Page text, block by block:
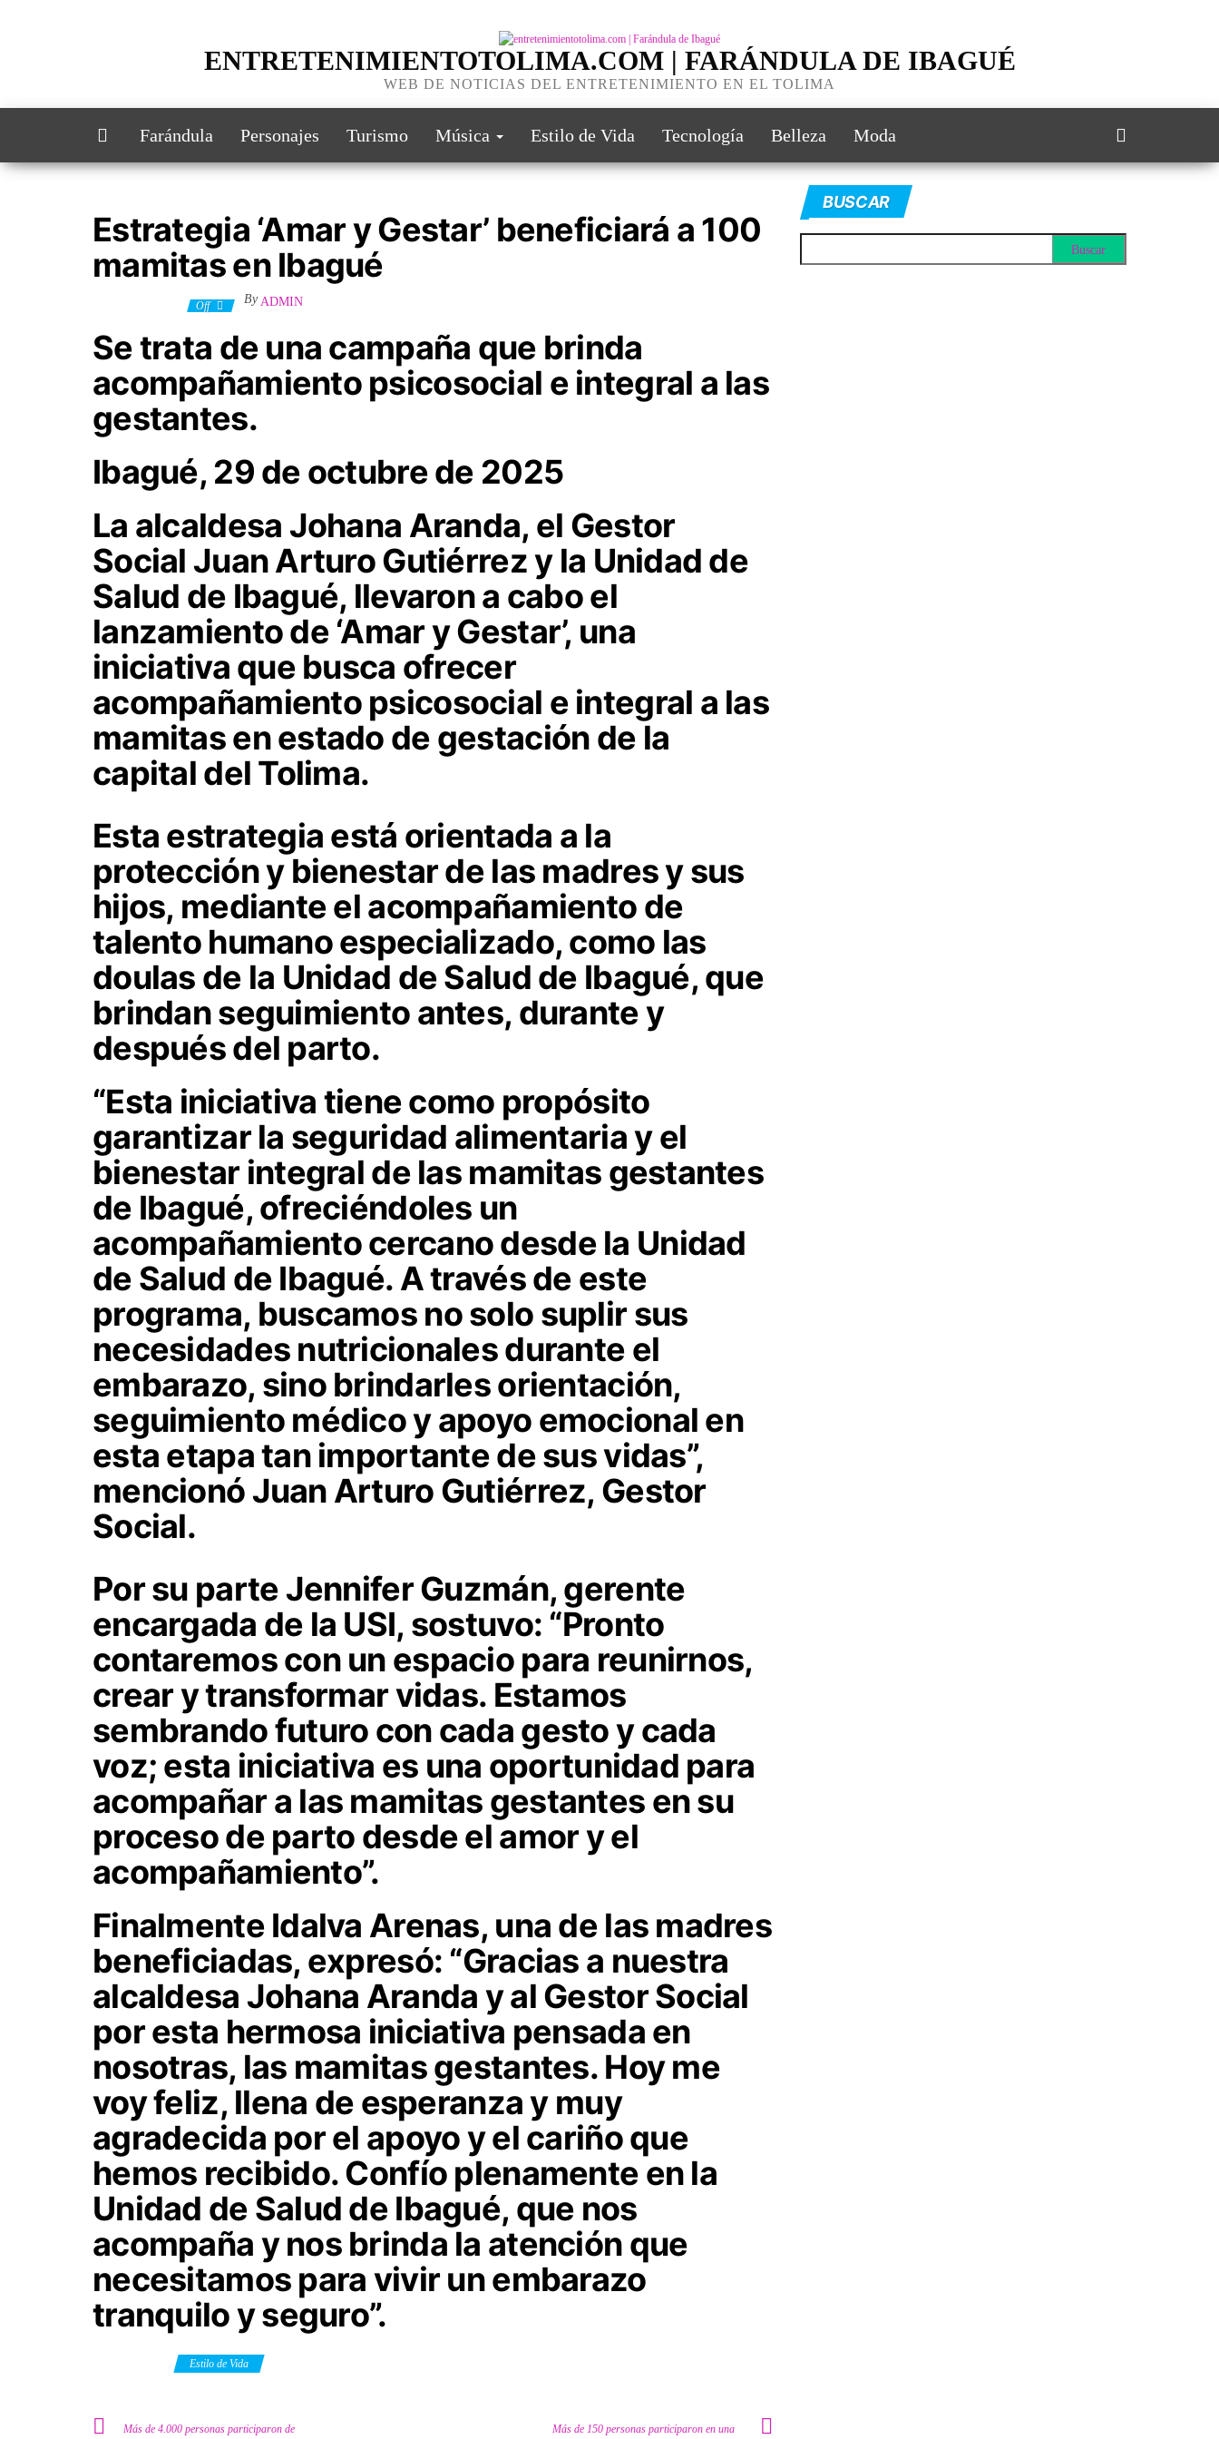
ENTRETENIMIENTOTOLIMA.COM | FARÁNDULA DE IBAGUÉ
WEB DE NOTICIAS DEL ENTRETENIMIENTO EN EL TOLIMA
Farándula Personajes Turismo Música Estilo de Vida Tecnología Belleza Moda
Estrategia ‘Amar y Gestar’ beneficiará a 100
mamitas en Ibagué
Off By ADMIN
Se trata de una campaña que brinda
acompañamiento psicosocial e integral a las
gestantes.
Ibagué, 29 de octubre de 2025
La alcaldesa Johana Aranda, el Gestor
Social Juan Arturo Gutiérrez y la Unidad de
Salud de Ibagué, llevaron a cabo el
lanzamiento de ‘Amar y Gestar’, una
iniciativa que busca ofrecer
acompañamiento psicosocial e integral a las
mamitas en estado de gestación de la
capital del Tolima.
Esta estrategia está orientada a la
protección y bienestar de las madres y sus
hijos, mediante el acompañamiento de
talento humano especializado, como las
doulas de la Unidad de Salud de Ibagué, que
brindan seguimiento antes, durante y
después del parto.
“Esta iniciativa tiene como propósito
garantizar la seguridad alimentaria y el
bienestar integral de las mamitas gestantes
de Ibagué, ofreciéndoles un
acompañamiento cercano desde la Unidad
de Salud de Ibagué. A través de este
programa, buscamos no solo suplir sus
necesidades nutricionales durante el
embarazo, sino brindarles orientación,
seguimiento médico y apoyo emocional en
esta etapa tan importante de sus vidas”,
mencionó Juan Arturo Gutiérrez, Gestor
Social.
Por su parte Jennifer Guzmán, gerente
encargada de la USI, sostuvo: “Pronto
contaremos con un espacio para reunirnos,
crear y transformar vidas. Estamos
sembrando futuro con cada gesto y cada
voz; esta iniciativa es una oportunidad para
acompañar a las mamitas gestantes en su
proceso de parto desde el amor y el
acompañamiento”.
Finalmente Idalva Arenas, una de las madres
beneficiadas, expresó: “Gracias a nuestra
alcaldesa Johana Aranda y al Gestor Social
por esta hermosa iniciativa pensada en
nosotras, las mamitas gestantes. Hoy me
voy feliz, llena de esperanza y muy
agradecida por el apoyo y el cariño que
hemos recibido. Confío plenamente en la
Unidad de Salud de Ibagué, que nos
acompaña y nos brinda la atención que
necesitamos para vivir un embarazo
tranquilo y seguro”.
Estilo de Vida
Más de 4.000 personas participaron de
Más de 150 personas participaron en una
BUSCAR